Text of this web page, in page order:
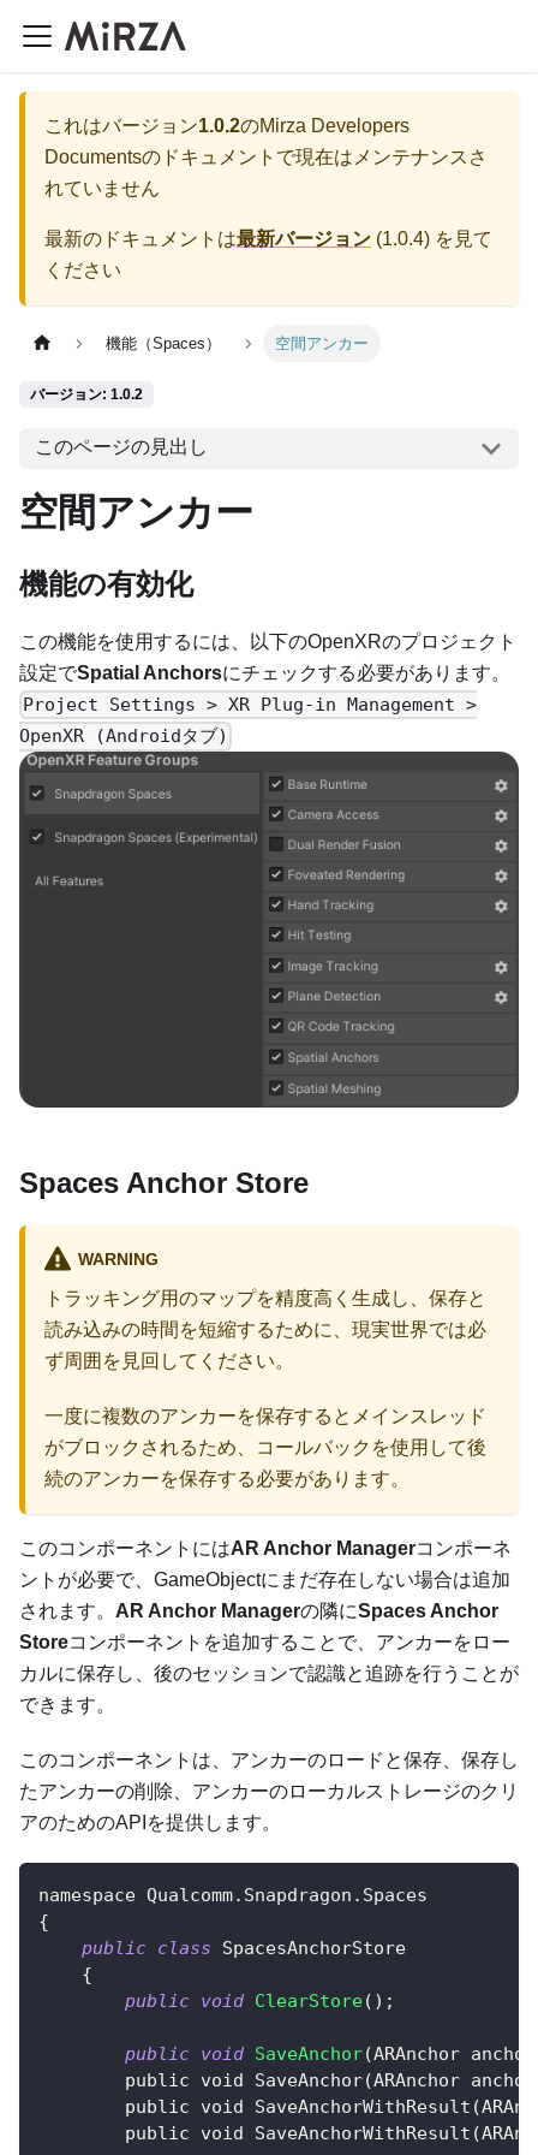
これはバージョン1.0.2のMirza Developers
Documentsのドキュメントで現在はメンテナンスさ
れていません
最新のドキュメントは最新バージョン (1.0.4) を見て
ください
機能（Spaces） 空間アンカー
バージョン: 1.0.2
このページの見出し
空間アンカー
機能の有効化
この機能を使用するには、以下のOpenXRのプロジェクト
設定でSpatial Anchorsにチェックする必要があります。
Project Settings > XR Plug-in Management >
OpenXR (Androidタブ)
Spaces Anchor Store
WARNING
トラッキング用のマップを精度高く生成し、保存と
読み込みの時間を短縮するために、現実世界では必
ず周囲を見回してください。
一度に複数のアンカーを保存するとメインスレッド
がブロックされるため、コールバックを使用して後
続のアンカーを保存する必要があります。
このコンポーネントにはAR Anchor Managerコンポーネ
ントが必要で、GameObjectにまだ存在しない場合は追加
されます。 AR Anchor Managerの隣にSpaces Anchor
Storeコンポーネントを追加することで、アンカーをロー
カルに保存し、後のセッションで認識と追跡を行うことが
できます。
このコンポーネントは、アンカーのロードと保存、保存し
たアンカーの削除、アンカーのローカルストレージのクリ
アのためのAPIを提供します。
namespace Qualcomm. Snapdragon . Spaces
{
public class
SpacesAnchorStore
{
public void ClearStore( ) ;
public void SaveAnchor(ARAnchor anchor
public void SaveAnchor(ARAnchor
public void
public void